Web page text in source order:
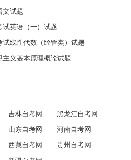
文试题
试英语（一）试题
试线性代数（经管类）试题
主义基本原理概论试题
吉林自考网 黑龙江自考网
山东自考网 河南自考网
西藏自考网 贵州自考网